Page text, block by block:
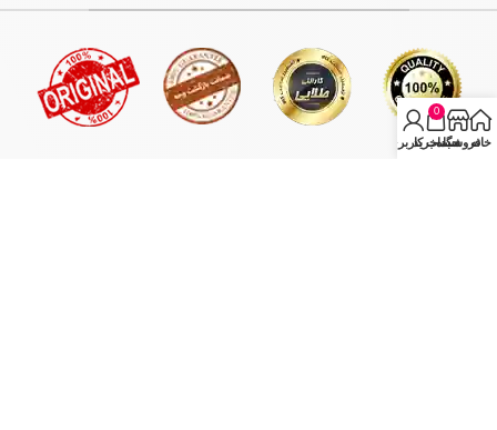
خانهفروشگاه
0
سبد خرید
حساب کاربری من